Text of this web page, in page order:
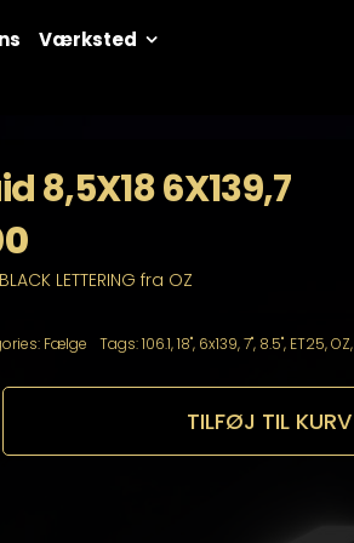
Værksted
8,5X18 6X139,7
LETTERING fra OZ
Fælge Tags:106.1,18", 6x139,7", 8.5", ET25,OZ,
TILFØJ TIL KURV